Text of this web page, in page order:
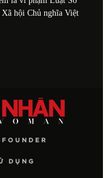
hội Chủ nghĩa Việt
FOUNDER
DỤNG